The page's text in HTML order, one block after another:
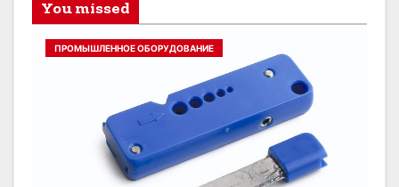
You missed
ПРОМЫШЛЕННОЕ ОБОРУДОВАНИЕ